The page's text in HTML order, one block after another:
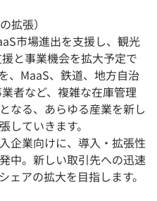
拡張）
市場進出を支援し、観光
と事業機会を拡大予定で
、MaaS、鉄道、地方自治
者など、複雑な在庫管理
なる、あらゆる産業を新し
していきます。
企業向けに、導入・拡張性
中。新しい取引先への迅速
ェアの拡大を目指します。